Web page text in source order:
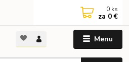
Menu
0 ks
za 0 €